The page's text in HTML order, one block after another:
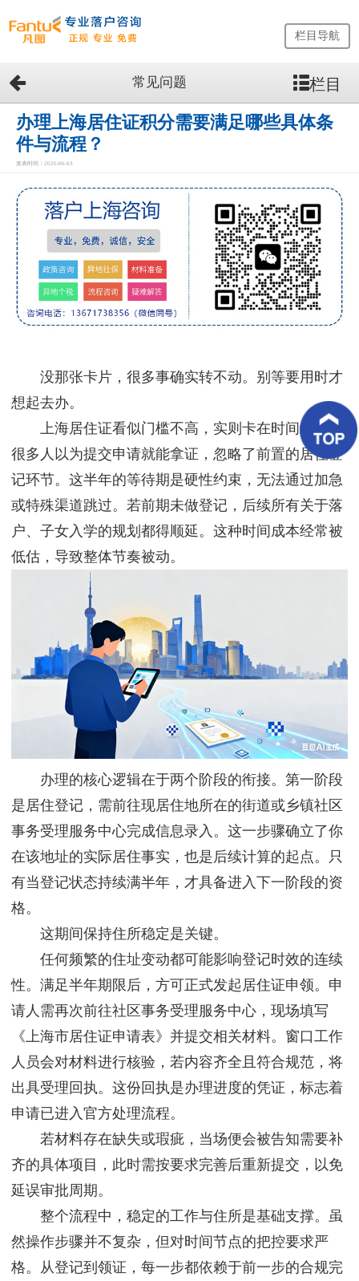
网
站
首
页
留
生
务
优
案
客
好
评
新
闻
资
栏目导航
常见问题 栏目
办理上海居住证积分需要满足哪些具体条
件与流程？
发表时间：2026-06-03
没那张卡片，很多事确实转不动。别等要用时才
想起去办。
上海居住证看似门槛不高，实则卡在时间线上。
很多人以为提交申请就能拿证，忽略了前置的居住登
记环节。这半年的等待期是硬性约束，无法通过加急
或特殊渠道跳过。若前期未做登记，后续所有关于落
户、子女入学的规划都得顺延。这种时间成本经常被
低估，导致整体节奏被动。
办理的核心逻辑在于两个阶段的衔接。第一阶段
是居住登记，需前往现居住地所在的街道或乡镇社区
事务受理服务中心完成信息录入。这一步骤确立了你
在该地址的实际居住事实，也是后续计算的起点。只
有当登记状态持续满半年，才具备进入下一阶段的资
格。
这期间保持住所稳定是关键。
任何频繁的住址变动都可能影响登记时效的连续
性。满足半年期限后，方可正式发起居住证申领。申
请人需再次前往社区事务受理服务中心，现场填写
《上海市居住证申请表》并提交相关材料。窗口工作
人员会对材料进行核验，若内容齐全且符合规范，将
出具受理回执。这份回执是办理进度的凭证，标志着
申请已进入官方处理流程。
若材料存在缺失或瑕疵，当场便会被告知需要补
齐的具体项目，此时需按要求完善后重新提交，以免
延误审批周期。
整个流程中，稳定的工作与住所是基础支撑。虽
然操作步骤并不复杂，但对时间节点的把控要求严
格。从登记到领证，每一步都依赖于前一步的合规完